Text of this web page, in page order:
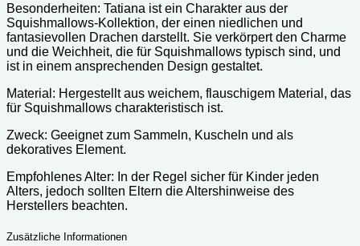
Besonderheiten: Tatiana ist ein Charakter aus der
Squishmallows-Kollektion, der einen niedlichen und
fantasievollen Drachen darstellt. Sie verkörpert den Charme
und die Weichheit, die für Squishmallows typisch sind, und
ist in einem ansprechenden Design gestaltet.
Material: Hergestellt aus weichem, flauschigem Material, das
für Squishmallows charakteristisch ist.
Zweck: Geeignet zum Sammeln, Kuscheln und als
dekoratives Element.
Empfohlenes Alter: In der Regel sicher für Kinder jeden
Alters, jedoch sollten Eltern die Altershinweise des
Herstellers beachten.
Zusätzliche Informationen